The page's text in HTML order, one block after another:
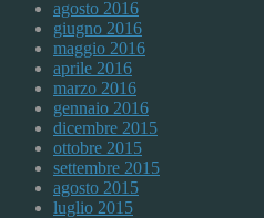
agosto 2016
giugno 2016
maggio 2016
aprile 2016
marzo 2016
gennaio 2016
dicembre 2015
ottobre 2015
settembre 2015
agosto 2015
luglio 2015